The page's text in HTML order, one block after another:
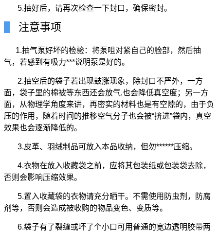
5.抽好后，请再次检查一下封口，确保密封。
注意事项
1.抽气泵好坏的检验：将泵咀对紧自己的脸部，然后抽
气，若感到有吸力***说明泵是好的。
2.抽空后的袋子若出现鼓涨现象，除封口不严外，一方
面，袋子里的棉被等东西还会放气,也会降低真空度；另一方
面，从物理学角度来讲，再密实的材料也是有空隙的，由于负
压的作用，随着时间的推移空气分子也会被“挤进”袋内，真空
效果也会逐渐降低的。
3.皮革、羽绒制品可放入本品收纳，但勿******压缩。
4.衣物在放入收藏袋之前，应将其包装纸或包装袋去除，
否则会影响压缩效果。
5.置入收藏袋的衣物请充分晒干。不需使用防虫剂，
防腐
剂 等，否则会造成被收购的物品变色、变质等。
6.袋子有了裂缝或坏了个小口可用普通的宽边透明胶带两